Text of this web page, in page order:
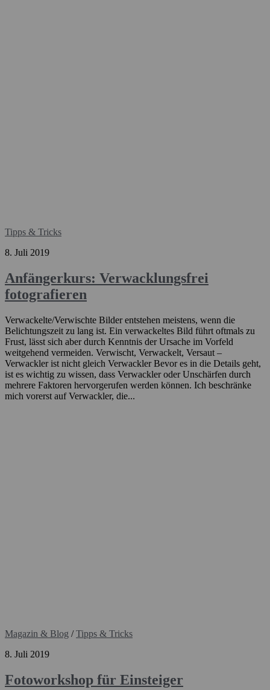
Tipps & Tricks
8. Juli 2019
Anfängerkurs: Verwacklungsfrei
fotografieren
Verwackelte/Verwischte Bilder entstehen meistens, wenn die
Belichtungszeit zu lang ist. Ein verwackeltes Bild führt oftmals zu
Frust, lässt sich aber durch Kenntnis der Ursache im Vorfeld
weitgehend vermeiden. Verwischt, Verwackelt, Versaut –
Verwackler ist nicht gleich Verwackler Bevor es in die Details geht,
ist es wichtig zu wissen, dass Verwackler oder Unschärfen durch
mehrere Faktoren hervorgerufen werden können. Ich beschränke
mich vorerst auf Verwackler, die...
Magazin & Blog /Tipps & Tricks
8. Juli 2019
Fotoworkshop für Einsteiger